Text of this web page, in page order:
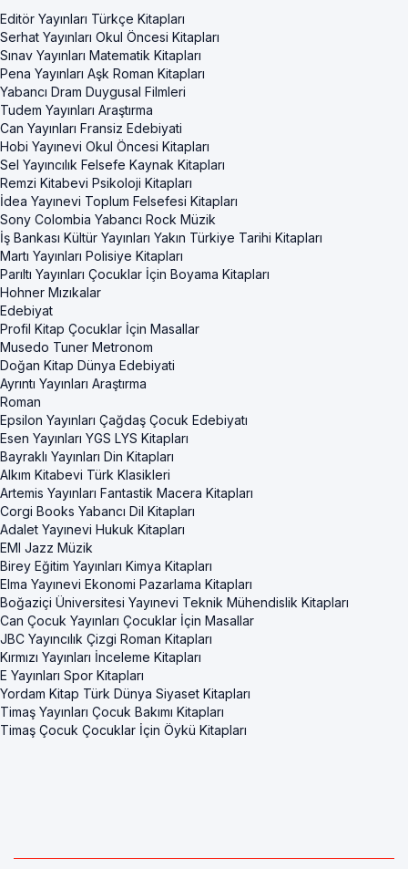
Editör Yayınları Türkçe Kitapları
Serhat Yayınları Okul Öncesi Kitapları
Sınav Yayınları Matematik Kitapları
Pena Yayınları Aşk Roman Kitapları
Yabancı Dram Duygusal Filmleri
Tudem Yayınları Araştırma
Can Yayınları Fransiz Edebiyati
Hobi Yayınevi Okul Öncesi Kitapları
Sel Yayıncılık Felsefe Kaynak Kitapları
Remzi Kitabevi Psikoloji Kitapları
İdea Yayınevi Toplum Felsefesi Kitapları
Sony Colombia Yabancı Rock Müzik
İş Bankası Kültür Yayınları Yakın Türkiye Tarihi Kitapları
Martı Yayınları Polisiye Kitapları
Parıltı Yayınları Çocuklar İçin Boyama Kitapları
Hohner Mızıkalar
Edebiyat
Profil Kitap Çocuklar İçin Masallar
Musedo Tuner Metronom
Doğan Kitap Dünya Edebiyati
Ayrıntı Yayınları Araştırma
Roman
Epsilon Yayınları Çağdaş Çocuk Edebiyatı
Esen Yayınları YGS LYS Kitapları
Bayraklı Yayınları Din Kitapları
Alkım Kitabevi Türk Klasikleri
Artemis Yayınları Fantastik Macera Kitapları
Corgi Books Yabancı Dil Kitapları
Adalet Yayınevi Hukuk Kitapları
EMI Jazz Müzik
Birey Eğitim Yayınları Kimya Kitapları
Elma Yayınevi Ekonomi Pazarlama Kitapları
Boğaziçi Üniversitesi Yayınevi Teknik Mühendislik Kitapları
Can Çocuk Yayınları Çocuklar İçin Masallar
JBC Yayıncılık Çizgi Roman Kitapları
Kırmızı Yayınları İnceleme Kitapları
E Yayınları Spor Kitapları
Yordam Kitap Türk Dünya Siyaset Kitapları
Timaş Yayınları Çocuk Bakımı Kitapları
Timaş Çocuk Çocuklar İçin Öykü Kitapları